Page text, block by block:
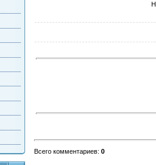
Всего комментариев:0